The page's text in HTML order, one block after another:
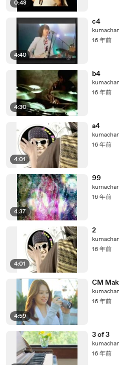
0:48
4:40
c4
16 年前
4:30
b4
16 年前
4:01
a4
16 年前
4:37
99
16 年前
4:01
2
16 年前
4:59
CM
16 年前
3 of 3
16 年前